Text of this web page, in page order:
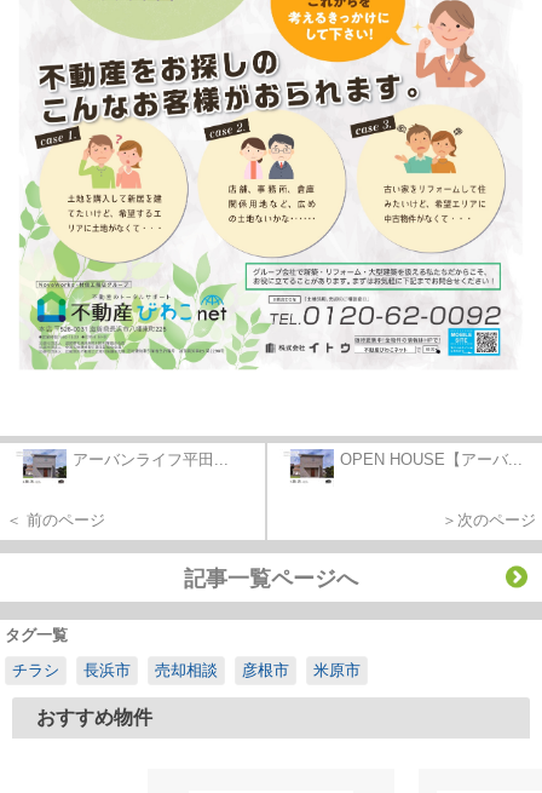
アーバンライフ平田...
＜ 前のページ
OPEN HOUSE【アーバ...
＞次のページ
記事一覧ページへ
タグ一覧
チラシ
長浜市 売却相談 彦根市 米原市
おすすめ物件